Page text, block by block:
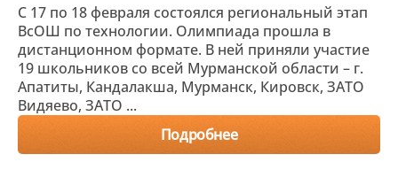
С 17 по 18 февраля состоялся региональный этап
ВсОШ по технологии. Олимпиада прошла в
дистанционном формате. В ней приняли участие
19 школьников со всей Мурманской области – г.
Апатиты, Кандалакша, Мурманск, Кировск, ЗАТО
Видяево, ЗАТО ...
Подробнее